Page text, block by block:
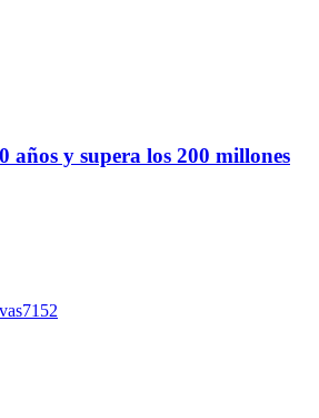
años y supera los 200 millones
7152